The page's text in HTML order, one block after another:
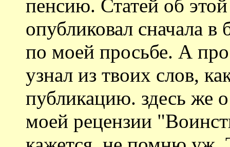
пенсию. Статей об
опубликовал сначала
по моей просьбе. А
узнал из твоих слов,
публикацию. здесь же
моей рецензии